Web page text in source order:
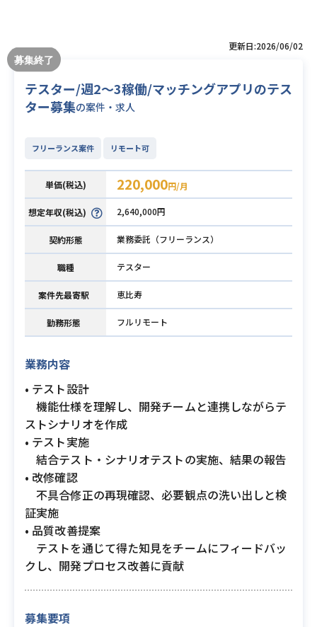
更新日:2026/06/02
テスター/週2〜3稼働/マッチングアプリのテス
ター募集の案件・求人
フリーランス案件 リモート可
単価(税込) 220,000円/月
想定年収(税込) 2,640,000円
契約形態 業務委託（フリーランス）
職種 テスター
案件先最寄駅 恵比寿
勤務形態 フルリモート
業務内容
• テスト設計
機能仕様を理解し、開発チームと連携しながらテ
ストシナリオを作成
• テスト実施
結合テスト・シナリオテストの実施、結果の報告
• 改修確認
不具合修正の再現確認、必要観点の洗い出しと検
証実施
• 品質改善提案
テストを通じて得た知見をチームにフィードバッ
クし、開発プロセス改善に貢献
募集要項